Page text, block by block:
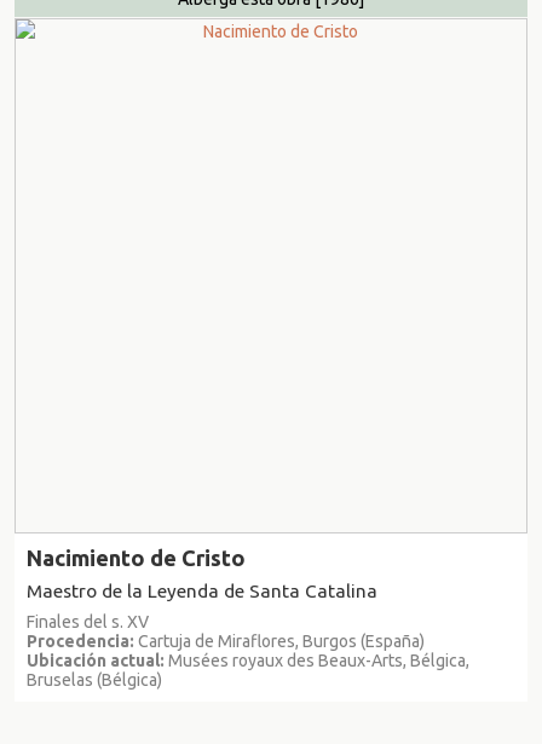
Nacimiento de Cristo
Maestro de la Leyenda de Santa Catalina
Finales del s. XV
Procedencia: Cartuja de Miraflores, Burgos (España)
Ubicación actual: Musées royaux des Beaux-Arts, Bélgica,
Bruselas (Bélgica)